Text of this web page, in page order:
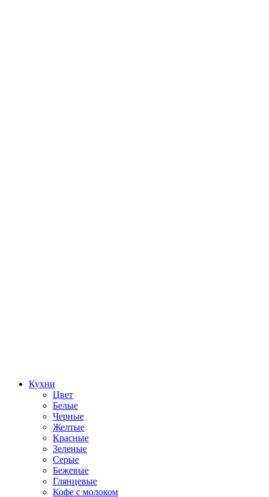
Кухни
Цвет
Белые
Черные
Желтые
Красные
Зеленые
Серые
Бежевые
Глянцевые
Кофе с молоком